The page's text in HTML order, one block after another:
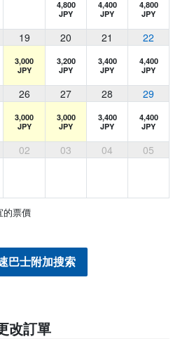
4,800
JPY
4,400
JPY
4,800
JPY
19 20 21 22
3,000
JPY
3,200
JPY
3,400
JPY
4,400
JPY
26 27 28 29
3,000
JPY
3,000
JPY
3,400
JPY
4,400
JPY
02 03 04 05
的票價
巴士附加搜索
改訂單